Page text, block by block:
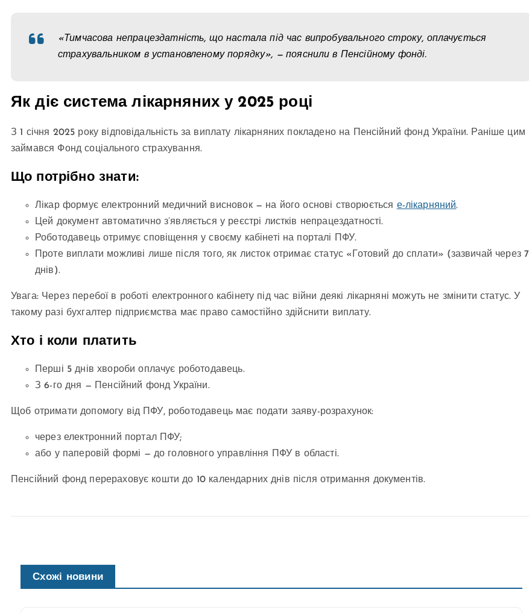
«Тимчасова непрацездатність, що настала під час випробувального строку, оплачується
страхувальником в установленому порядку», — пояснили в Пенсійному фонді.
Як діє система лікарняних у 2025 році
З 1 січня 2025 року відповідальність за виплату лікарняних покладено на Пенсійний фонд України. Раніше цим
займався Фонд соціального страхування.
Що потрібно знати:
Лікар формує електронний медичний висновок — на його основі створюється е-лікарняний.
Цей документ автоматично з’являється у реєстрі листків непрацездатності.
Роботодавець отримує сповіщення у своєму кабінеті на порталі ПФУ.
Проте виплати можливі лише після того, як листок отримає статус «Готовий до сплати» (зазвичай через 7
днів).
Увага: Через перебої в роботі електронного кабінету під час війни деякі лікарняні можуть не змінити статус. У
такому разі бухгалтер підприємства має право самостійно здійснити виплату.
Хто і коли платить
Перші 5 днів хвороби оплачує роботодавець.
З 6-го дня — Пенсійний фонд України.
Щоб отримати допомогу від ПФУ, роботодавець має подати заяву-розрахунок:
через електронний портал ПФУ;
або у паперовій формі — до головного управління ПФУ в області.
Пенсійний фонд перераховує кошти до 10 календарних днів після отримання документів.
Схожі новини